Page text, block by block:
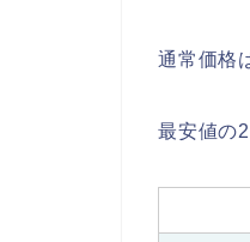
通常価格
最安値の